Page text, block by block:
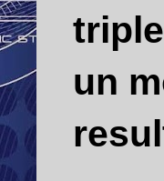
un